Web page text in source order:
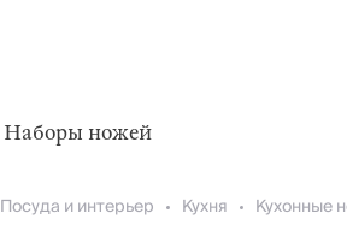
Наборы ножей
Посуда и интерьер Кухня Кухонные